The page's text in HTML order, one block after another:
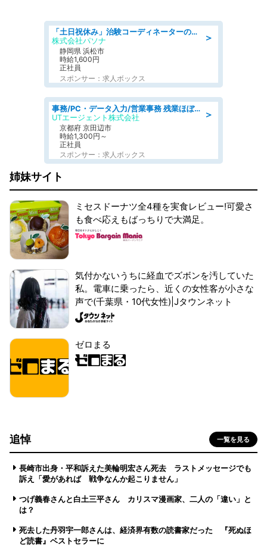
＞
「土日祝休み」治験コーディネーターのお仕事/未経験OK
株式会社パソナ
静岡県 浜松市
時給1,600円
正社員
スポンサー：求人ボックス
＞
事務/PC・データ入力/営業事務 残業ほぼなし 建設機械レンタル会社で未経験から一般事務
UTエージェント株式会社
京都府 京田辺市
時給1,300円～
正社員
スポンサー：求人ボックス
姉妹サイト
ミセスドーナツ全4種を実食レビュー!可愛さ
も食べ応えもばっちりで大満足。
気付かないうちに経血でズボンを汚していた
私。電車に乗ったら、近くの女性客が小さな
声で(千葉県・10代女性)|Jタウンネット
ゼロまる
追悼 一覧を見る
長崎市出身・平和訴えた美輪明宏さん死去 ラストメッセージでも
訴え「愛があれば 戦争なんか起こりません」
つげ義春さんと白土三平さん カリスマ漫画家、二人の「違い」と
は？
死去した丹羽宇一郎さんは、経済界有数の読書家だった 『死ぬほ
ど読書』ベストセラーに